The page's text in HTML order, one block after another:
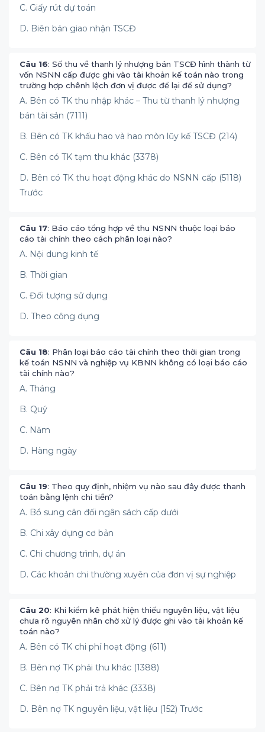
C. Giấy rút dự toán
D. Biên bản giao nhận TSCĐ
Câu 16: Số thu về thanh lý nhượng bán TSCĐ hình thành từ
vốn NSNN cấp được ghi vào tài khoản kế toán nào trong
trường hợp chênh lệch đơn vị được để lại để sử dụng?
A. Bên có TK thu nhập khác – Thu từ thanh lý nhượng
bán tài sản (7111)
B. Bên có TK khấu hao và hao mòn lũy kế TSCĐ (214)
C. Bên có TK tạm thu khác (3378)
D. Bên có TK thu hoạt động khác do NSNN cấp (5118)
Trước
Câu 17: Báo cáo tổng hợp về thu NSNN thuộc loại báo
cáo tài chính theo cách phân loại nào?
A. Nội dung kinh tế
B. Thời gian
C. Đối tượng sử dụng
D. Theo công dụng
Câu 18: Phân loại báo cáo tài chính theo thời gian trong
kế toán NSNN và nghiệp vụ KBNN không có loại báo cáo
tài chính nào?
A. Tháng
B. Quý
C. Năm
D. Hàng ngày
Câu 19: Theo quy định, nhiệm vụ nào sau đây được thanh
toán bằng lệnh chi tiền?
A. Bổ sung cân đối ngân sách cấp dưới
B. Chi xây dựng cơ bản
C. Chi chương trình, dự án
D. Các khoản chi thường xuyên của đơn vị sự nghiệp
Câu 20: Khi kiểm kê phát hiện thiếu nguyên liệu, vật liệu
chưa rõ nguyên nhân chờ xử lý được ghi vào tài khoản kế
toán nào?
A. Bên có TK chi phí hoạt động (611)
B. Bên nợ TK phải thu khác (1388)
C. Bên nợ TK phải trả khác (3338)
D. Bên nợ TK nguyên liệu, vật liệu (152) Trước